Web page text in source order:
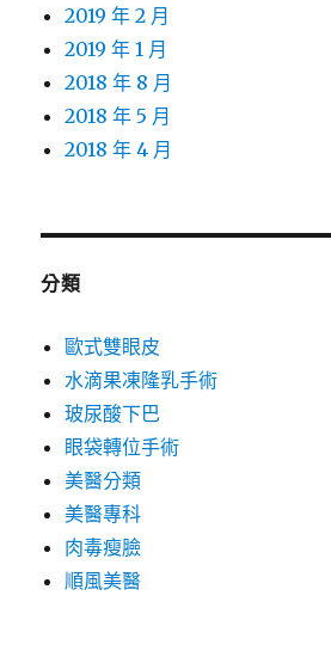
2019 年 2 月
2019 年 1 月
2018 年 8 月
2018 年 5 月
2018 年 4 月
分類
歐式雙眼皮
水滴果凍隆乳手術
玻尿酸下巴
眼袋轉位手術
美醫分類
美醫專科
肉毒瘦臉
順風美醫